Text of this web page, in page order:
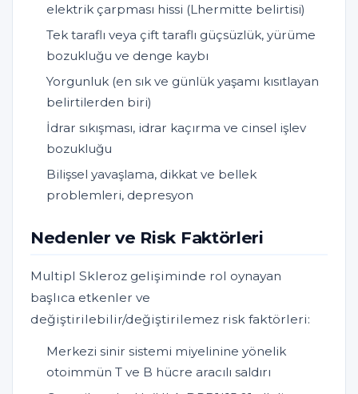
elektrik çarpması hissi (Lhermitte belirtisi)
Tek taraflı veya çift taraflı güçsüzlük, yürüme
bozukluğu ve denge kaybı
Yorgunluk (en sık ve günlük yaşamı kısıtlayan
belirtilerden biri)
İdrar sıkışması, idrar kaçırma ve cinsel işlev
bozukluğu
Bilişsel yavaşlama, dikkat ve bellek
problemleri, depresyon
Nedenler ve Risk Faktörleri
Multipl Skleroz gelişiminde rol oynayan
başlıca etkenler ve
değiştirilebilir/değiştirilemez risk faktörleri:
Merkezi sinir sistemi miyelinine yönelik
otoimmün T ve B hücre aracılı saldırı